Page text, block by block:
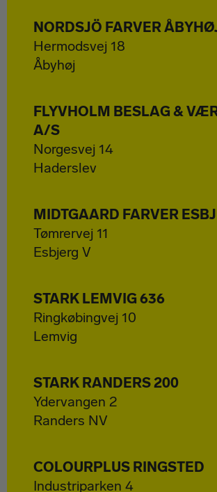
NORDSJÖ FARVER
Hermodsvej 18
Åbyhøj
FLYVHOLM BESLAG &
A/S
Norgesvej 14
Haderslev
MIDTGAARD FARVER
Tømrervej 11
Esbjerg V
STARK LEMVIG 636
Ringkøbingvej 10
Lemvig
STARK RANDERS 200
Ydervangen 2
Randers NV
COLOURPLUS RINGSTED
Industriparken 4